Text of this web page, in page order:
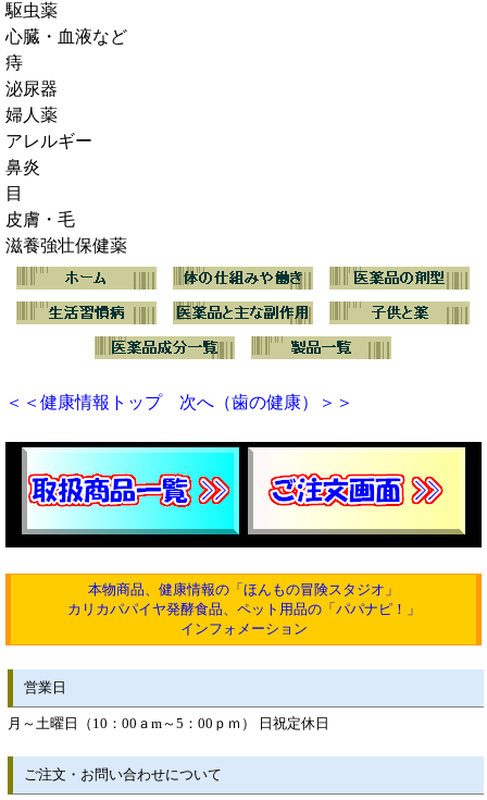
駆虫薬
心臓・血液など
痔
泌尿器
婦人薬
アレルギー
鼻炎
目
皮膚・毛
滋養強壮保健薬
＜＜健康情報トップ 次へ（歯の健康）＞＞
本物商品、健康情報の「ほんもの冒険スタジオ」
カリカパパイヤ発酵食品、ペット用品の「パパナピ！」
インフォメーション
営業日
月～土曜日（10：00ａm～5：00ｐｍ） 日祝定休日
ご注文・お問い合わせについて